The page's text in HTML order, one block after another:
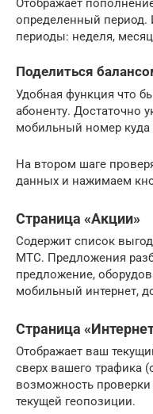
Отображает
определенный период.
периоды: неделя,
Поделиться
Удобная функция что
абоненту. Достаточно
мобильный номер куда
На втором шаге
данных и нажимаем
Страница «Акции»
Содержит список
МТС. Предложения
предложение,
мобильный интернет,
Страница
Отображает ваш
сверх вашего трафика
возможность
текущей геопозиции.